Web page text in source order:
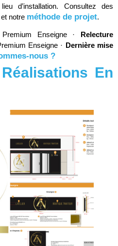
d’installation. Consultez des
et notre méthode de projet.
Enseigne · Relecture
Enseigne · Dernière mise
nous ?
En